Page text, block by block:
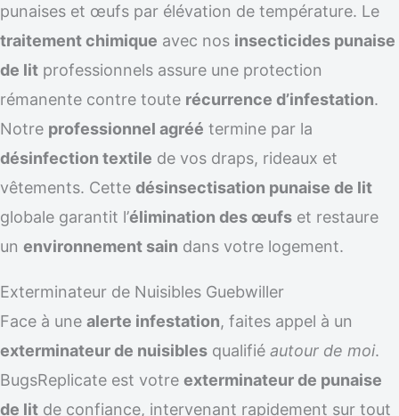
punaises et œufs par élévation de température. Le
traitement chimique avec nos insecticides punaise
de lit professionnels assure une protection
rémanente contre toute récurrence d’infestation.
Notre professionnel agréé termine par la
désinfection textile de vos draps, rideaux et
vêtements. Cette désinsectisation punaise de lit
globale garantit l’élimination des œufs et restaure
un environnement sain dans votre logement.
Exterminateur de Nuisibles Guebwiller
Face à une alerte infestation, faites appel à un
exterminateur de nuisibles qualifié autour de moi.
BugsReplicate est votre exterminateur de punaise
de lit de confiance, intervenant rapidement sur tout